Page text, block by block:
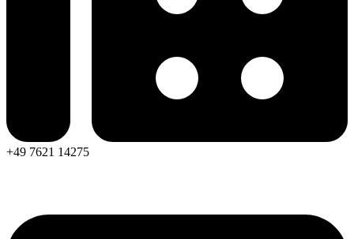
+49 7621 14275